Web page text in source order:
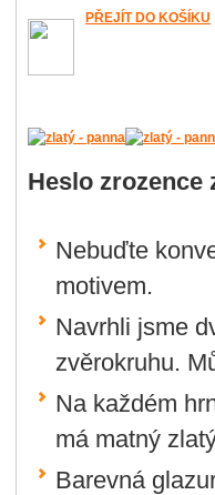
PŘEJÍT DO KOŠÍKU
Heslo zrozence
Nebuďte
motivem.
Navrhli jsme
zvěrokruhu.
Na každém
má matný
Barevná